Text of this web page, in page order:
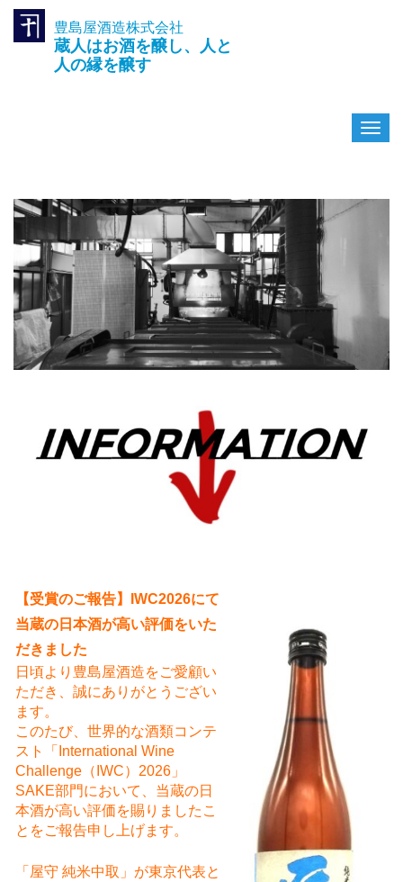
豊島屋酒造株式会社
蔵人はお酒を醸し、人と
人の縁を醸す
ナ
【受賞のご報告】IWC2026にて
当蔵の日本酒が高い評価をいた
だきました
日頃より豊島屋酒造をご愛顧い
ただき、誠にありがとうござい
ます。
このたび、世界的な酒類コンテ
スト「International Wine
Challenge（IWC）2026」
SAKE部門において、当蔵の日
本酒が高い評価を賜りましたこ
とをご報告申し上げます。
「屋守 純米中取」が東京代表と